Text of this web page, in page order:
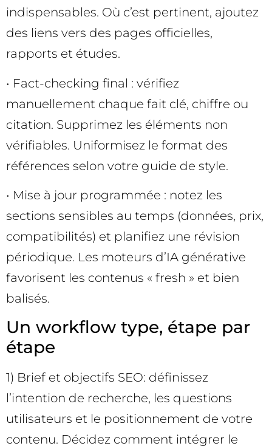
indispensables. Où c’est pertinent, ajoutez
des liens vers des pages officielles,
rapports et études.
• Fact-checking final : vérifiez
manuellement chaque fait clé, chiffre ou
citation. Supprimez les éléments non
vérifiables. Uniformisez le format des
références selon votre guide de style.
• Mise à jour programmée : notez les
sections sensibles au temps (données, prix,
compatibilités) et planifiez une révision
périodique. Les moteurs d’IA générative
favorisent les contenus « fresh » et bien
balisés.
Un workflow type, étape par
étape
1) Brief et objectifs SEO: définissez
l’intention de recherche, les questions
utilisateurs et le positionnement de votre
contenu. Décidez comment intégrer le